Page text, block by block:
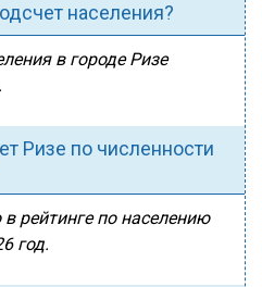
населения?
в городе Ризе
Ризе по численности
рейтинге по населению
год.